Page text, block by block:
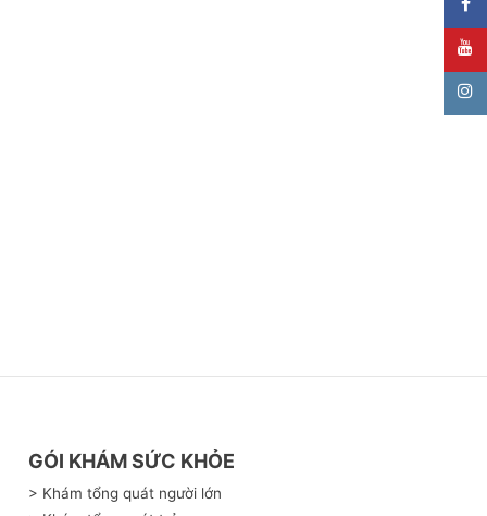
GÓI KHÁM SỨC KHỎE
> Khám tổng quát người lớn